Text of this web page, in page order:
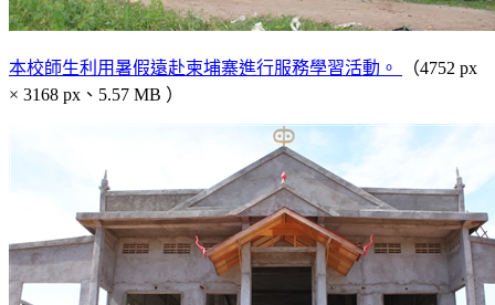
本校師生利用暑假遠赴柬埔寨進行服務學習活動。
（4752 px
× 3168 px、5.57 MB ）